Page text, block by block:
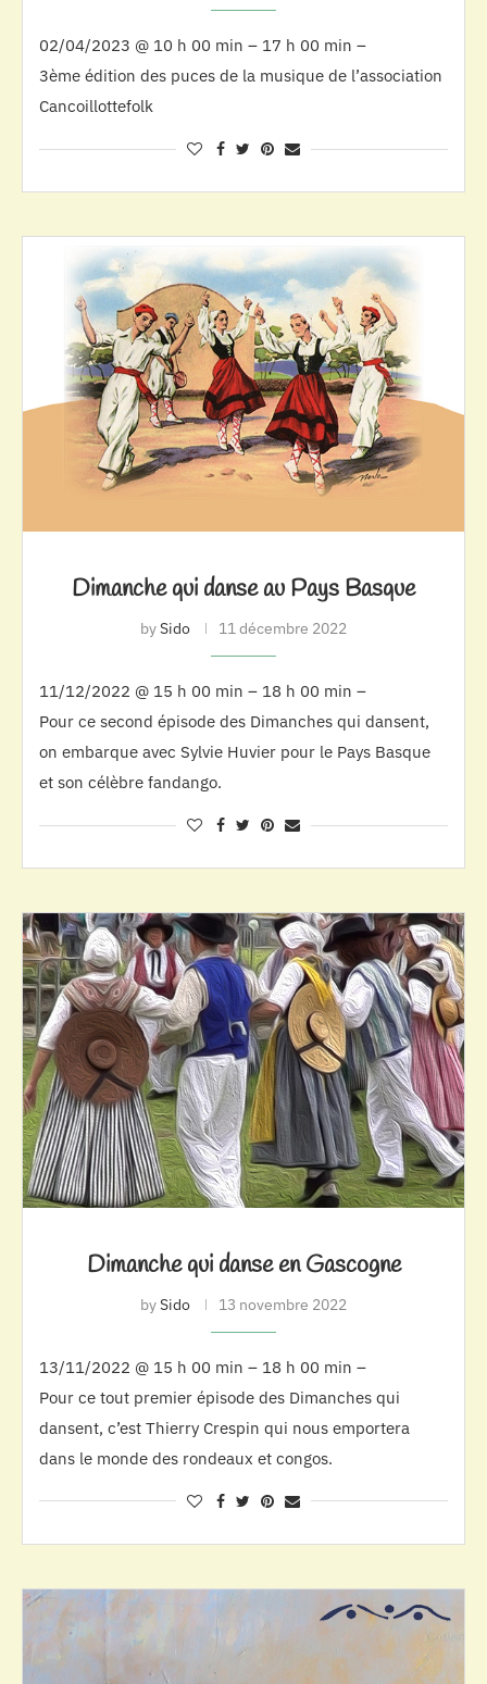
02/04/2023 @ 10 h 00 min – 17 h 00 min –
3ème édition des puces de la musique de l’association
Cancoillottefolk
Dimanche qui danse au Pays Basque
bySido 11 décembre 2022
11/12/2022 @ 15 h 00 min – 18 h 00 min –
Pour ce second épisode des Dimanches qui dansent,
on embarque avec Sylvie Huvier pour le Pays Basque
et son célèbre fandango.
Dimanche qui danse en Gascogne
bySido 13 novembre 2022
13/11/2022 @ 15 h 00 min – 18 h 00 min –
Pour ce tout premier épisode des Dimanches qui
dansent, c’est Thierry Crespin qui nous emportera
dans le monde des rondeaux et congos.